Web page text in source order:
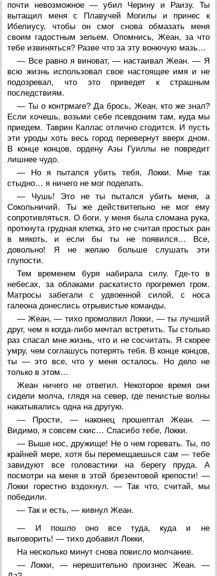
почти невозможное — убил Черину и Раизу. Ты
вытащил меня с Плавучей Могилы и принес к
Ибелиусу, чтобы он смог снова обмазать меня
своим гадостным зельем. Опомнись, Жеан, за что
тебе извиняться? Разве что за эту вонючую мазь…
— Все равно я виноват, — настаивал Жеан. — Я
всю жизнь использовал свое настоящее имя и не
подозревал, что это приведет к страшным
последствиям.
— Ты о контрмаге? Да брось, Жеан, кто же знал?
Если хочешь, возьми себе псевдоним там, куда мы
приедем. Таврин Каллас отлично сгодится. И пусть
эти уроды хоть весь город перевернут вверх дном.
В конце концов, ордену Азы Гуиллы не повредит
лишнее чудо.
— Но я пытался убить тебя, Локки. Мне так
стыдно… я ничего не мог поделать.
— Чушь! Это не ты пытался убить меня, а
Сокольничий. Ты же действительно не мог ему
сопротивляться. О боги, у меня была сломана рука,
проткнута грудная клетка, это не считая простых ран
в мякоть, и если бы ты не появился… Все,
довольно! Я не желаю больше слушать эти
глупости.
Тем временем буря набирала силу. Где-то в
небесах, за облаками раскатисто прогремел гром.
Матросы забегали с удвоенной силой, с носа
галеона донеслись отрывистые команды.
— Жеан, — тихо промолвил Локки, — ты лучший
друг, чем я когда-либо мечтал встретить. Ты столько
раз спасал мне жизнь, что и не сосчитать. Я скорее
умру, чем соглашусь потерять тебя. В конце концов,
ты — это все, что у меня осталось. Но дело не
только в этом…
Жеан ничего не ответил. Некоторое время они
сидели молча, глядя на север, где пенистые волны
накатывались одна на другую.
— Прости, — наконец прошептал Жеан. —
Видимо, я совсем скис… Спасибо тебе, Локки.
— Выше нос, дружище! Не о чем горевать. Ты, по
крайней мере, хотя бы перемещаешься сам — тебе
завидуют все головастики на берегу пруда. А
посмотри на меня в этой брезентовой крепости! —
Локки горестно вздохнул. — Так что, считай, мы
победили.
— Так и есть, — кивнул Жеан.
— И пошло оно все туда, куда и не
выговорить! — тихо добавил Локки.
На несколько минут снова повисло молчание.
— Локки, — нерешительно произнес Жеан. —